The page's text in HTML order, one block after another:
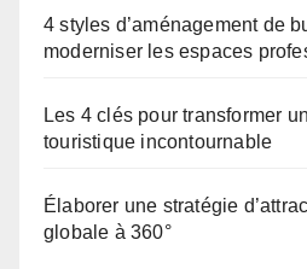
4 styles d’aménagement de
moderniser les espaces
Les 4 clés pour transformer
touristique incontournable
Élaborer une stratégie
globale à 360°